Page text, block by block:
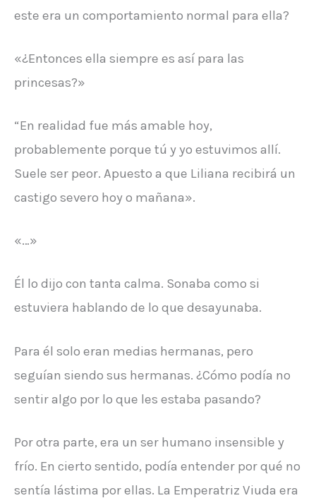
este era un comportamiento normal para ella?
«¿Entonces ella siempre es así para las
princesas?»
“En realidad fue más amable hoy,
probablemente porque tú y yo estuvimos allí.
Suele ser peor. Apuesto a que Liliana recibirá un
castigo severo hoy o mañana».
«…»
Él lo dijo con tanta calma. Sonaba como si
estuviera hablando de lo que desayunaba.
Para él solo eran medias hermanas, pero
seguían siendo sus hermanas. ¿Cómo podía no
sentir algo por lo que les estaba pasando?
Por otra parte, era un ser humano insensible y
frío. En cierto sentido, podía entender por qué no
sentía lástima por ellas. La Emperatriz Viuda era